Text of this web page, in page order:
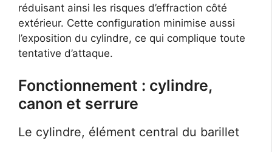
réduisant ainsi les risques d’effraction côté
extérieur. Cette configuration minimise aussi
l’exposition du cylindre, ce qui complique toute
tentative d’attaque.
Fonctionnement : cylindre,
canon et serrure
Le cylindre, élément central du barillet